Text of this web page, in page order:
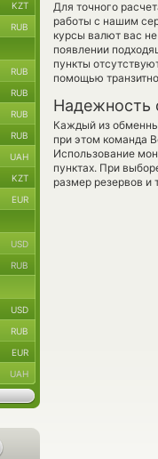
Для точного
работы с нашим
курсы валют вас
появлении
пункты
помощью
Надежность
Каждый из
при этом команда
Использование
пунктах. При
размер резервов и
KZT
RUB
RUB
RUB
RUB
RUB
UAH
KZT
EUR
USD
RUB
USD
RUB
EUR
UAH